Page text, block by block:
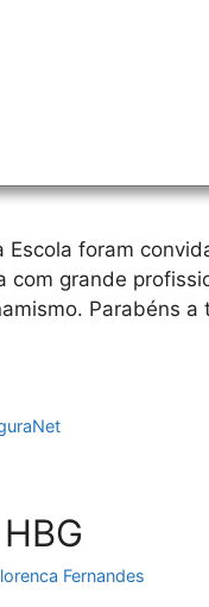
foram
com grande
Parabéns
Fernandes